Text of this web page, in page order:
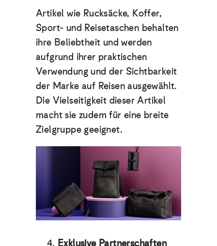
Artikel wie Rucksäcke, Koffer,
Sport- und Reisetaschen behalten
ihre Beliebtheit und werden
aufgrund ihrer praktischen
Verwendung und der Sichtbarkeit
der Marke auf Reisen ausgewählt.
Die Vielseitigkeit dieser Artikel
macht sie zudem für eine breite
Zielgruppe geeignet.